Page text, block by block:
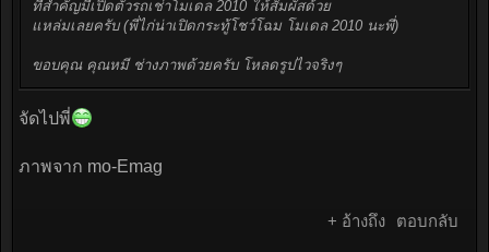
ที่สำคัญมีเปิดตัวรถเช่าโมเดล 2010 ให้สัมผัสด้วย
แหล่มเลยครับ (พี่ไก่น่าเปิดกระทู้โชว์โฉม โมเดล 2010 นะพี่)
ขอบคุณ คุณหมี ช่างภาพด้วยครับ โหลดรูปไวจริงๆ
จัดไปพี่
ภาพจาก mo-Emag
+ อ้างถึง ตอบกลับ